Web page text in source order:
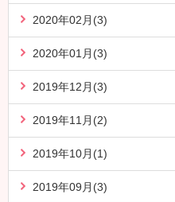
2020年02月(3)
2020年01月(3)
2019年12月(3)
2019年11月(2)
2019年10月(1)
2019年09月(3)